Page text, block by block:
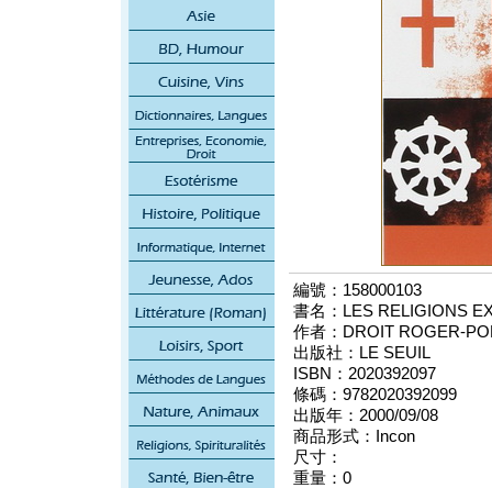
編號：158000103
書名：LES RELIGIONS
作者：DROIT ROGER-
出版社：LE SEUIL
ISBN：2020392097
條碼：9782020392099
出版年：2000/09/08
商品形式：Incon
尺寸：
重量：0